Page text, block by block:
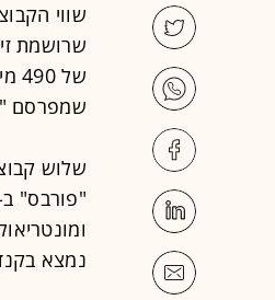
שמפרסם
שלוש
נמצא